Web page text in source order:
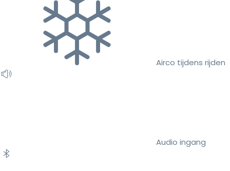
Airco tijdens rijden
Audio ingang